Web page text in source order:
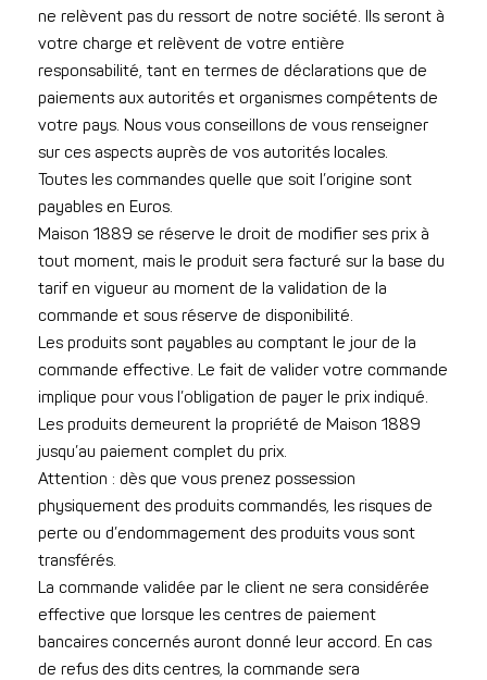
ne relèvent pas du ressort de notre société. Ils seront à
votre charge et relèvent de votre entière
responsabilité, tant en termes de déclarations que de
paiements aux autorités et organismes compétents de
votre pays. Nous vous conseillons de vous renseigner
sur ces aspects auprès de vos autorités locales.
Toutes les commandes quelle que soit l’origine sont
payables en Euros.
Maison 1889 se réserve le droit de modifier ses prix à
tout moment, mais le produit sera facturé sur la base du
tarif en vigueur au moment de la validation de la
commande et sous réserve de disponibilité.
Les produits sont payables au comptant le jour de la
commande effective. Le fait de valider votre commande
implique pour vous l’obligation de payer le prix indiqué.
Les produits demeurent la propriété de Maison 1889
jusqu’au paiement complet du prix.
Attention : dès que vous prenez possession
physiquement des produits commandés, les risques de
perte ou d’endommagement des produits vous sont
transférés.
La commande validée par le client ne sera considérée
effective que lorsque les centres de paiement
bancaires concernés auront donné leur accord. En cas
de refus des dits centres, la commande sera